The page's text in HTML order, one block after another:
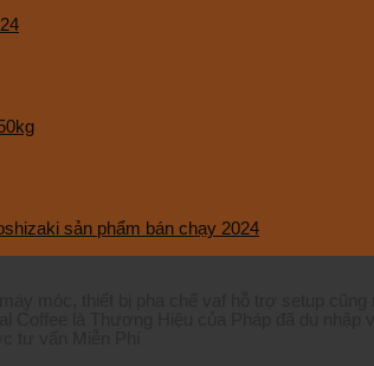
sản phẩm bán chạy 2024